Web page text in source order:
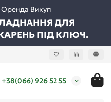
Оренда Викуп
ДЛЯ
ПІД КЛЮЧ.
+38(066) 926 52 55